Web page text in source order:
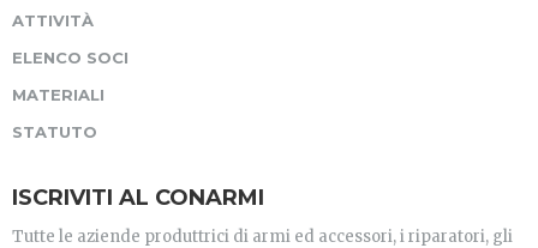
ATTIVITÀ
ELENCO SOCI
MATERIALI
STATUTO
ISCRIVITI AL CONARMI
Tutte le aziende produttrici di armi ed accessori, i riparatori, gli